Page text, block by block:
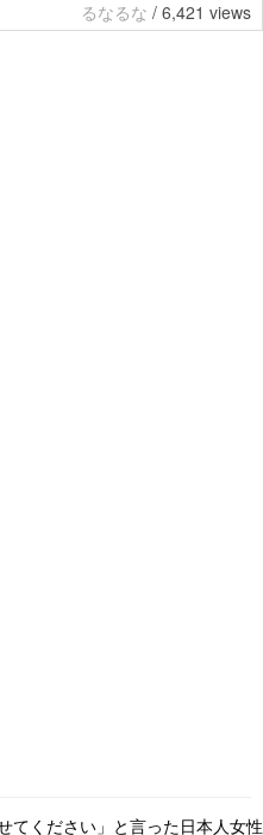
るなるな / 6,421 views
てください」と言った日本人女性